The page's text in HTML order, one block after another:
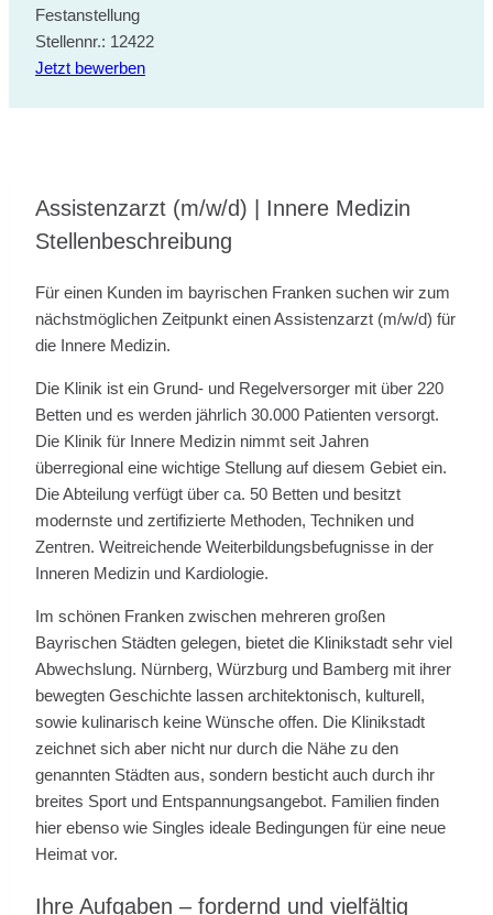
Festanstellung
Stellennr.: 12422
Jetzt bewerben
Assistenzarzt (m/w/d) | Innere Medizin
Stellenbeschreibung
Für einen Kunden im bayrischen Franken suchen wir zum
nächstmöglichen Zeitpunkt einen Assistenzarzt (m/w/d) für
die Innere Medizin.
Die Klinik ist ein Grund- und Regelversorger mit über 220
Betten und es werden jährlich 30.000 Patienten versorgt.
Die Klinik für Innere Medizin nimmt seit Jahren
überregional eine wichtige Stellung auf diesem Gebiet ein.
Die Abteilung verfügt über ca. 50 Betten und besitzt
modernste und zertifizierte Methoden, Techniken und
Zentren. Weitreichende Weiterbildungsbefugnisse in der
Inneren Medizin und Kardiologie.
Im schönen Franken zwischen mehreren großen
Bayrischen Städten gelegen, bietet die Klinikstadt sehr viel
Abwechslung. Nürnberg, Würzburg und Bamberg mit ihrer
bewegten Geschichte lassen architektonisch, kulturell,
sowie kulinarisch keine Wünsche offen. Die Klinikstadt
zeichnet sich aber nicht nur durch die Nähe zu den
genannten Städten aus, sondern besticht auch durch ihr
breites Sport und Entspannungsangebot. Familien finden
hier ebenso wie Singles ideale Bedingungen für eine neue
Heimat vor.
Ihre Aufgaben – fordernd und vielfältig